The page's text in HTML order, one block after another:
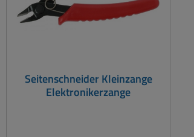
Seitenschneider Kleinzange
Elektronikerzange